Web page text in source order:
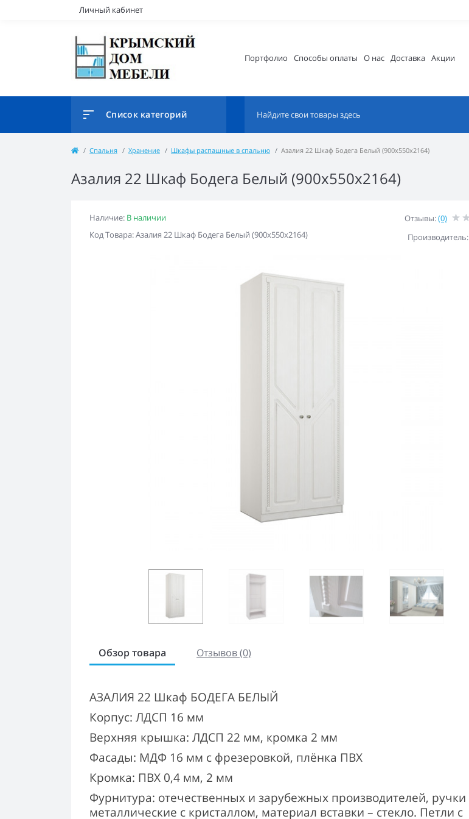
Личный кабинет
Портфолио Способы оплаты О нас Доставка Акции
Список категорий
Спальня Хранение Шкафы распашные в спальню Азалия 22 Шкаф Бодега Белый (900x550x2164)
Азалия 22 Шкаф Бодега Белый (900x550x2164)
Наличие: В наличии
Код Товара: Азалия 22 Шкаф Бодега Белый (900x550x2164)
Отзывы:(0)
Производитель:
Обзор товара Отзывов (0)
АЗАЛИЯ 22 Шкаф БОДЕГА БЕЛЫЙ
Корпус: ЛДСП 16 мм
Верхняя крышка: ЛДСП 22 мм, кромка 2 мм
Фасады: МДФ 16 мм с фрезеровкой, плёнка ПВХ
Кромка: ПВХ 0,4 мм, 2 мм
Фурнитура: отечественных и зарубежных производителей, ручки
металлические с кристаллом, материал вставки – стекло. Петли с